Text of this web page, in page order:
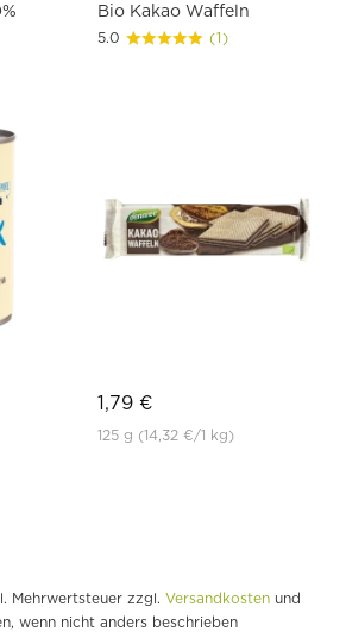
Bio Kakao Waffeln
5.0 (1)
1,79 €
125 g (14,32 €/1 kg)
Mehrwertsteuer zzgl. Versandkosten und
wenn nicht anders beschrieben